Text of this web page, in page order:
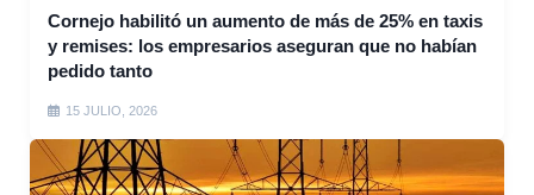
Cornejo habilitó un aumento de más de 25% en taxis
y remises: los empresarios aseguran que no habían
pedido tanto
15 JULIO, 2026